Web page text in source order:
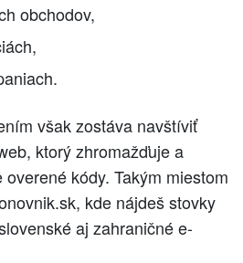
obchodov,
však zostáva navštíviť
ktorý zhromažďuje a
kódy. Takým miestom
kde nájdeš stovky
aj zahraničné e-